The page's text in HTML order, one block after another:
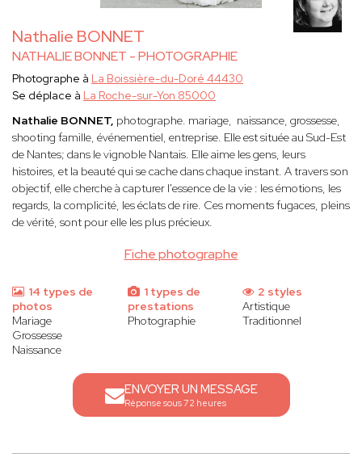
Nathalie BONNET
NATHALIE BONNET - PHOTOGRAPHIE
Fiche photographe
Photographe à La Boissière-du-Doré 44430
Se déplace à La Roche-sur-Yon 85000
Nathalie BONNET, photographe. mariage, naissance, grossesse,
shooting famille, événementiel, entreprise. Elle est située au Sud-Est
de Nantes; dans le vignoble Nantais. Elleaime les gens, leurs
histoires, et la beauté qui se cache dans chaque instant. A travers son
objectif, elle cherche à capturer l'essence de la vie : les émotions, les
regards, la complicité, les éclats de rire. Ces moments fugaces, pleins
de vérité, sont pour elle les plus précieux.
14 types de
photos
Mariage
Grossesse
Naissance
1 types de
prestations
Photographie
2 styles
Artistique
Traditionnel
ENVOYER UN MESSAGE
Réponse sous 72 heures